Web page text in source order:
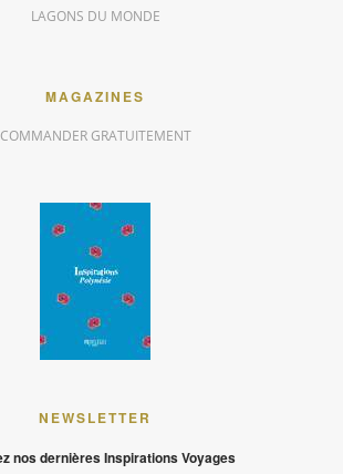
LAGONS DU MONDE
MAGAZINES
COMMANDER GRATUITEMENT
NEWSLETTER
nos dernières Inspirations Voyages